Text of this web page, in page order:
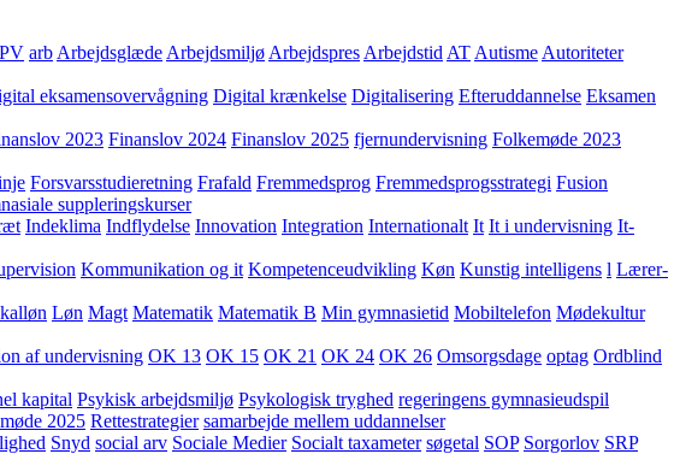
arb Arbejdsglæde Arbejdsmiljø Arbejdspres Arbejdstid AT Autisme Autoriteter
eksamensovervågning Digital krænkelse Digitalisering Efteruddannelse Eksamen
2023 Finanslov 2024 Finanslov 2025 fjernundervisning Folkemøde 2023
Forsvarsstudieretning Frafald Fremmedsprog Fremmedsprogsstrategi Fusion
suppleringskurser
Indeklima Indflydelse Innovation Integration Internationalt It It i undervisning It-
Kommunikation og it Kompetenceudvikling Køn Kunstig intelligens l Lærer-
Løn Magt Matematik Matematik B Min gymnasietid Mobiltelefon Mødekultur
af undervisning OK 13 OK 15 OK 21 OK 24 OK 26 Omsorgsdage optag Ordblind
kapital Psykisk arbejdsmiljø Psykologisk tryghed regeringens gymnasieudspil
2025 Rettestrategier samarbejde mellem uddannelser
Snyd social arv Sociale Medier Socialt taxameter søgetal SOP Sorgorlov SRP